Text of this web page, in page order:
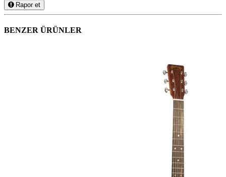
Rapor et
BENZER ÜRÜNLER